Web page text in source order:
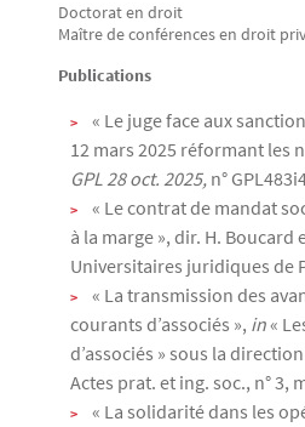
Doctorat en droit
Maître de conférences en droit
Publications
« Le juge face aux
12 mars 2025 réformant les
GPL 28 oct. 2025, n°
« Le contrat de mandat
à la marge », dir. H. Boucard
Universitaires juridiques de
« La transmission des
courants d’associés », in«
d’associés » sous la
Actes prat. et ing. soc., n° 3,
« La solidarité dans les